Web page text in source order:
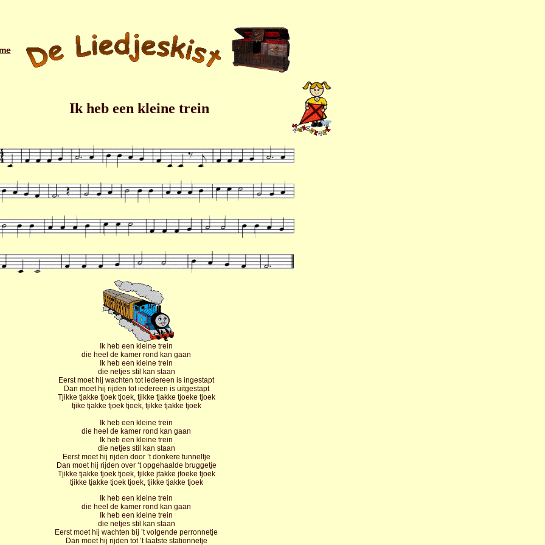
Ik heb een kleine trein
Ik heb een kleine trein
die heel de kamer rond kan gaan
Ik heb een kleine trein
die netjes stil kan staan
Eerst moet hij wachten tot iedereen is ingestapt
Dan moet hij rijden tot iedereen is uitgestapt
Tjikke tjakke tjoek tjoek, tjikke tjakke tjoeke tjoek
tjike tjakke tjoek tjoek, tjikke tjakke tjoek
Ik heb een kleine trein
die heel de kamer rond kan gaan
Ik heb een kleine trein
die netjes stil kan staan
Eerst moet hij rijden door ’t donkere tunneltje
Dan moet hij rijden over ‘t opgehaalde bruggetje
Tjikke tjakke tjoek tjoek, tjikke jtakke jtoeke tjoek
tjikke tjakke tjoek tjoek, tjikke tjakke tjoek
Ik heb een kleine trein
die heel de kamer rond kan gaan
Ik heb een kleine trein
die netjes stil kan staan
Eerst moet hij wachten bij ’t volgende perronnetje
Dan moet hij rijden tot ’t laatste stationnetje